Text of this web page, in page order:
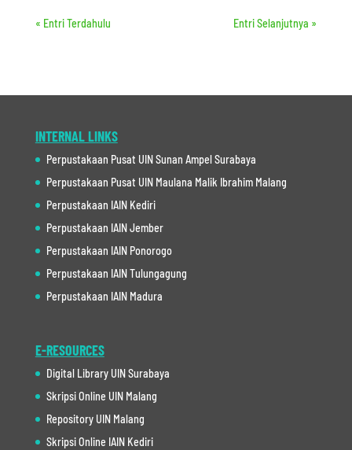
« Entri Terdahulu Entri Selanjutnya »
INTERNAL LINKS
Perpustakaan Pusat UIN Sunan Ampel Surabaya
Perpustakaan Pusat UIN Maulana Malik Ibrahim Malang
Perpustakaan IAIN Kediri
Perpustakaan IAIN Jember
Perpustakaan IAIN Ponorogo
Perpustakaan IAIN Tulungagung
Perpustakaan IAIN Madura
E-RESOURCES
Digital Library UIN Surabaya
Skripsi Online UIN Malang
Repository UIN Malang
Skripsi Online IAIN Kediri